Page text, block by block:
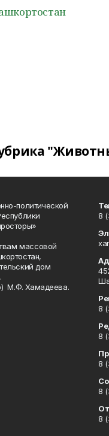
политической
массовой
дом
М.Ф. Хамадеева.
8
8
8
8
8
8